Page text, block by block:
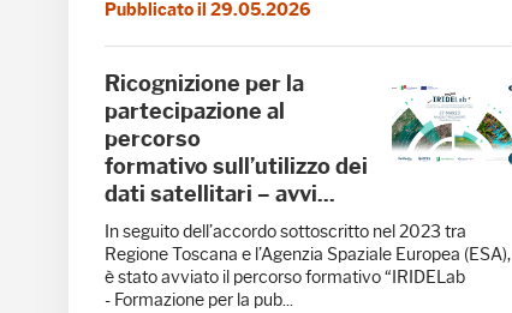
Pubblicato il 29.05.2026
Ricognizione per la
partecipazione al
percorso
formativo sull’utilizzo dei
dati satellitari – avvi...
In seguito dell’accordo sottoscritto nel 2023 tra
Regione Toscana e l’Agenzia Spaziale Europea (ESA),
è stato avviato il percorso formativo “IRIDELab
- Formazione per la pub...